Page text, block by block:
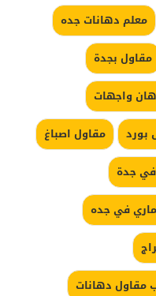
معلم دهانات جده
مقاول بجدة
واجهات
مقاول اصباغ
في جدة
في جده
مقاول دهانات